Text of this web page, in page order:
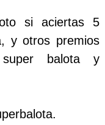
si aciertas 5
y otros premios
super balota y